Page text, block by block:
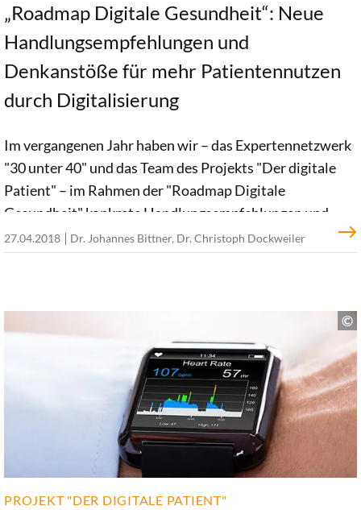
„Roadmap Digitale Gesundheit“: Neue
Handlungsempfehlungen und
Denkanstöße für mehr Patientennutzen
durch Digitalisierung
Im vergangenen Jahr haben wir – das Expertennetzwerk
"30 unter 40" und das Team des Projekts "Der digitale
Patient" – im Rahmen der "Roadmap Digitale
Gesundheit" konkrete Handlungsempfehlungen und
Denkanstöße formuliert, mit deren Hilfe Digitalisierung
mehr Patientennutzen erzeugen soll. In den letzten
richten und von diesen singulär umgesetzt werden
27.04.2018 Dr. Johannes Bittner, Dr. Christoph Dockweiler
PROJEKT "DER DIGITALE PATIENT"